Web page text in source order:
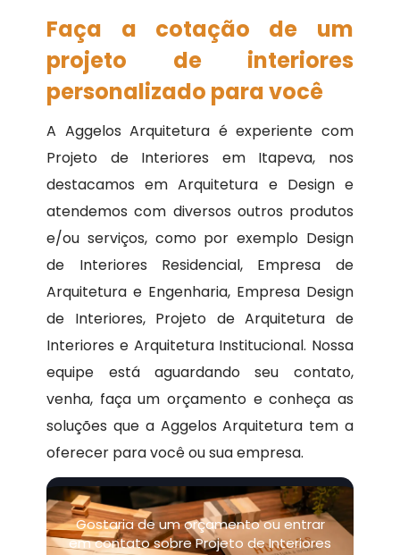
Faça a cotação de um
projeto de interiores
personalizado para você
A Aggelos Arquitetura é experiente com
Projeto de Interiores em Itapeva, nos
destacamos em Arquitetura e Design e
atendemos com diversos outros produtos
e/ou serviços, como por exemplo Design
de Interiores Residencial, Empresa de
Arquitetura e Engenharia, Empresa Design
de Interiores, Projeto de Arquitetura de
Interiores e Arquitetura Institucional. Nossa
equipe está aguardando seu contato,
venha, faça um orçamento e conheça as
soluções que a Aggelos Arquitetura tem a
oferecer para você ou sua empresa.
Gostaria de um orçamento ou entrar
em contato sobre Projeto de Interiores